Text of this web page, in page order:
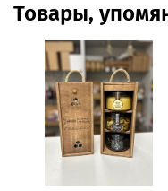
Товары,